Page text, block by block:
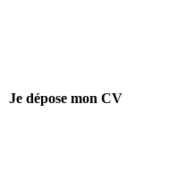
Je dépose mon CV